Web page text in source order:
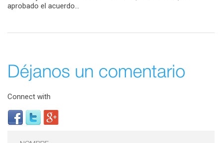
aprobado el acuerdo...
Déjanos un comentario
Connect with